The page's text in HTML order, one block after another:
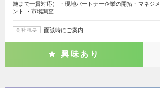
施まで一貫対応） ・現地パートナー企業の開拓・マネジメ
ント ・市場調査…
会社概要 面談時にご案内
興味あり